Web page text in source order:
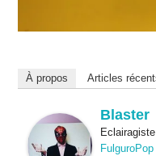
À propos Articles
Blaster
Eclairagiste
FulguroPop